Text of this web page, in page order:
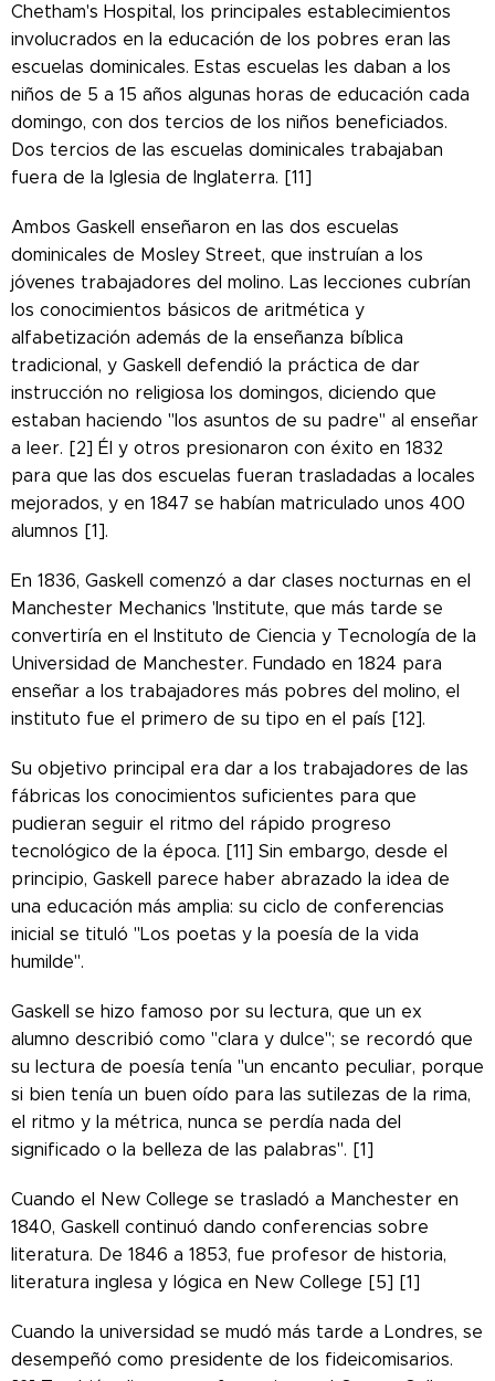
Chetham's Hospital, los principales establecimientos
involucrados en la educación de los pobres eran las
escuelas dominicales. Estas escuelas les daban a los
niños de 5 a 15 años algunas horas de educación cada
domingo, con dos tercios de los niños beneficiados.
Dos tercios de las escuelas dominicales trabajaban
fuera de la Iglesia de Inglaterra. [11]
Ambos Gaskell enseñaron en las dos escuelas
dominicales de Mosley Street, que instruían a los
jóvenes trabajadores del molino. Las lecciones cubrían
los conocimientos básicos de aritmética y
alfabetización además de la enseñanza bíblica
tradicional, y Gaskell defendió la práctica de dar
instrucción no religiosa los domingos, diciendo que
estaban haciendo "los asuntos de su padre" al enseñar
a leer. [2] Él y otros presionaron con éxito en 1832
para que las dos escuelas fueran trasladadas a locales
mejorados, y en 1847 se habían matriculado unos 400
alumnos [1].
En 1836, Gaskell comenzó a dar clases nocturnas en el
Manchester Mechanics 'Institute, que más tarde se
convertiría en el Instituto de Ciencia y Tecnología de la
Universidad de Manchester. Fundado en 1824 para
enseñar a los trabajadores más pobres del molino, el
instituto fue el primero de su tipo en el país [12].
Su objetivo principal era dar a los trabajadores de las
fábricas los conocimientos suficientes para que
pudieran seguir el ritmo del rápido progreso
tecnológico de la época. [11] Sin embargo, desde el
principio, Gaskell parece haber abrazado la idea de
una educación más amplia: su ciclo de conferencias
inicial se tituló "Los poetas y la poesía de la vida
humilde".
Gaskell se hizo famoso por su lectura, que un ex
alumno describió como "clara y dulce"; se recordó que
su lectura de poesía tenía "un encanto peculiar, porque
si bien tenía un buen oído para las sutilezas de la rima,
el ritmo y la métrica, nunca se perdía nada del
significado o la belleza de las palabras". [1]
Cuando el New College se trasladó a Manchester en
1840, Gaskell continuó dando conferencias sobre
literatura. De 1846 a 1853, fue profesor de historia,
literatura inglesa y lógica en New College [5] [1]
Cuando la universidad se mudó más tarde a Londres, se
desempeñó como presidente de los fideicomisarios.